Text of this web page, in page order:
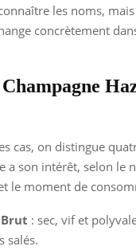
les noms,
concrètement
cas, on distingue
a son intérêt, selon le
le moment de
: sec, vif et
salés.